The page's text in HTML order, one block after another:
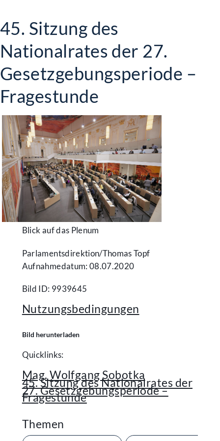
45. Sitzung des
Nationalrates der 27.
Gesetzgebungsperiode –
Fragestunde
Blick auf das Plenum
Parlamentsdirektion/​Thomas Topf
Aufnahmedatum: 08.07.2020
Bild ID: 9939645
Nutzungsbedingungen
Bild herunterladen
Quicklinks:
Mag. Wolfgang Sobotka
45. Sitzung des Nationalrates der
27. Gesetzgebungsperiode –
Fragestunde
Themen